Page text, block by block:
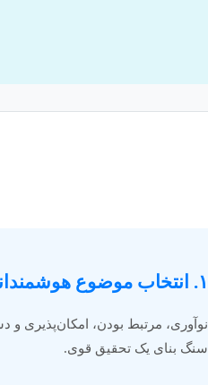
۱. انتخاب موضوع هوشمندانه
نوآوری، مرتبط بودن، امکان‌پذیری و
سنگ بنای یک تحقیق قوی.